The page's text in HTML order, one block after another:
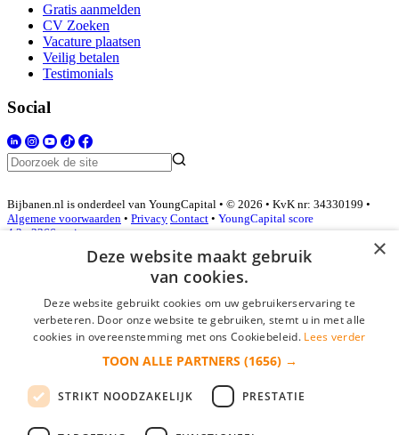
Gratis aanmelden
CV Zoeken
Vacature plaatsen
Veilig betalen
Testimonials
Social
Bijbanen.nl is onderdeel van YoungCapital • © 2026 • KvK nr: 34330199 •
Algemene voorwaarden • Privacy Contact • YoungCapital score
4.3 - 3366 reviews
Inloggen als bedrijf
*
login gegevens onthouden
×
Deze website maakt gebruik
van cookies.
Deze website gebruikt cookies om uw gebruikerservaring te
verbeteren. Door onze website te gebruiken, stemt u in met alle
cookies in overeenstemming met ons Cookiebeleid. Lees verder
TOON ALLE PARTNERS (1656) →
STRIKT NOODZAKELIJK PRESTATIE